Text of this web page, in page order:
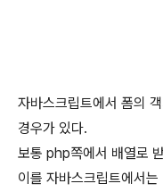
자바스크립트에서 폼의
경우가 있다.
보통 php쪽에서 배열로
이를 자바스크립트에서